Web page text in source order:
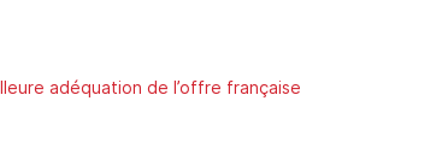
adéquation de l’offre française